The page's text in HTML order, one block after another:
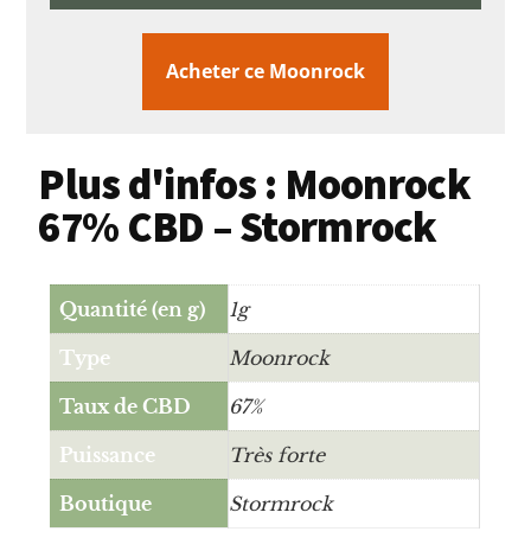
Acheter ce Moonrock
Plus d'infos : Moonrock
67% CBD – Stormrock
Quantité (en g) 1g
Type Moonrock
Taux de CBD 67%
Puissance Très forte
Boutique Stormrock